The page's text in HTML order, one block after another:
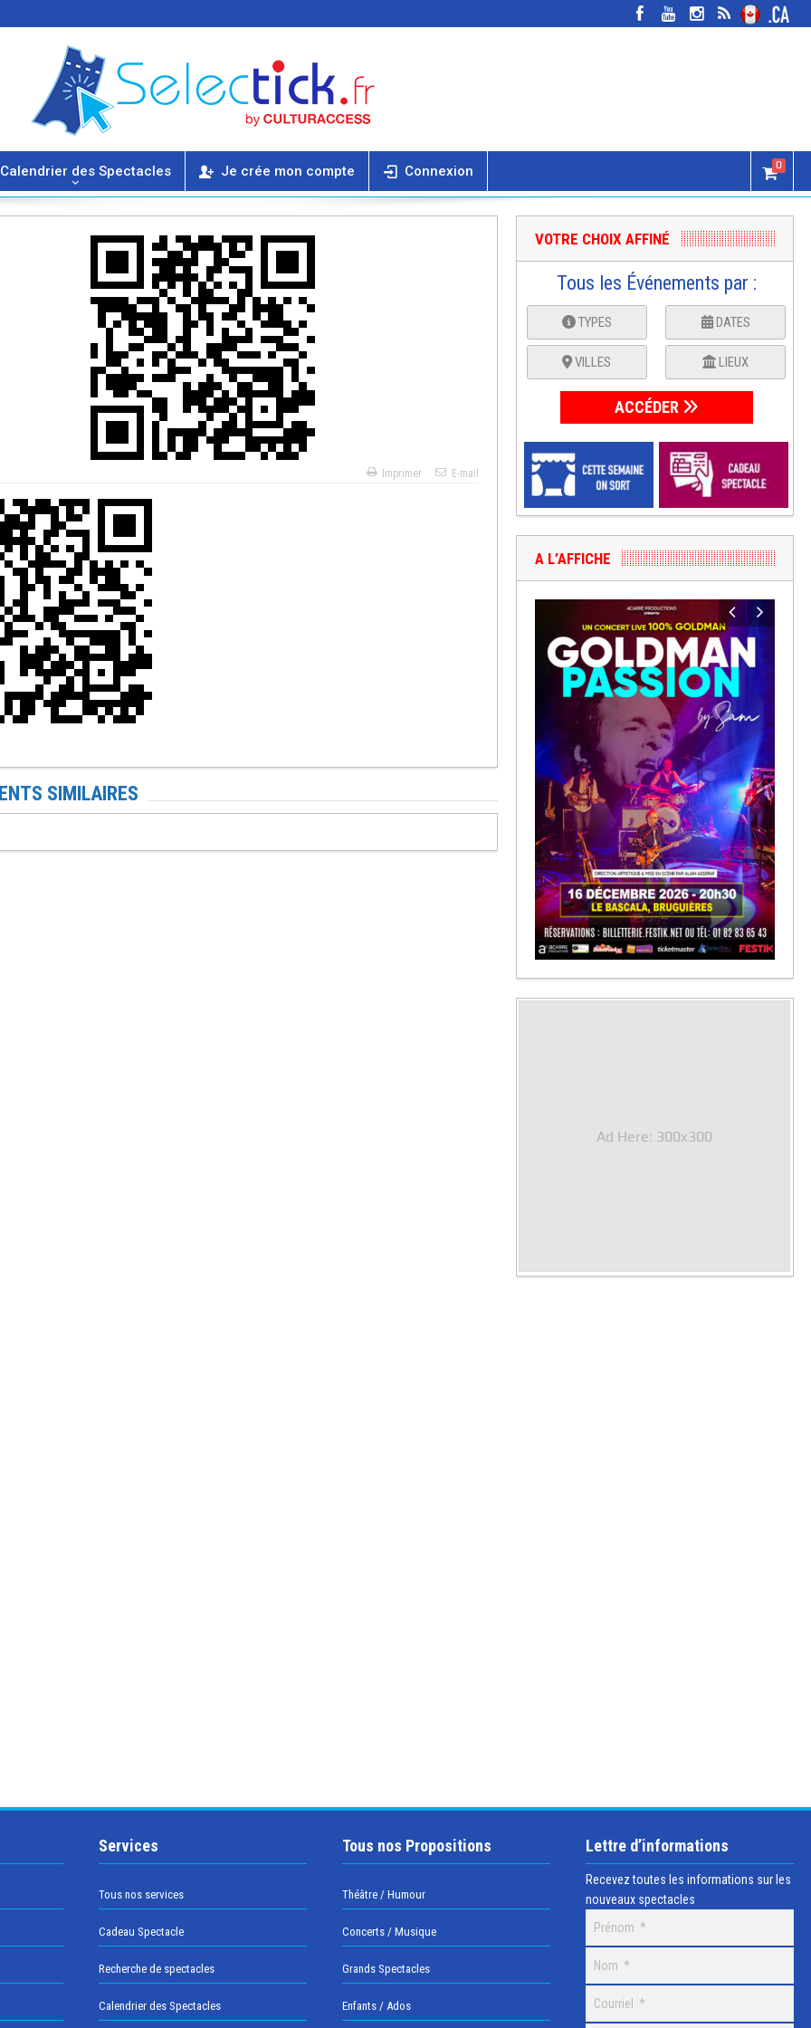
Calendrier des Spectacles Je crée mon compte Connexion 0
Imprimer E-mail
SIMILAIRES
VOTRE CHOIX AFFINÉ
Tous les Événements par :
TYPES DATES
VILLES LIEUX
ACCÉDER
A L’AFFICHE
Ad Here: 300x300
Services
Tous nos services
Cadeau Spectacle
Recherche de spectacles
Calendrier des Spectacles
Tous nos Propositions
Théâtre / Humour
Concerts / Musique
Grands Spectacles
Enfants / Ados
Lettre d’informations
Recevez toutes les informations sur les
nouveaux spectacles